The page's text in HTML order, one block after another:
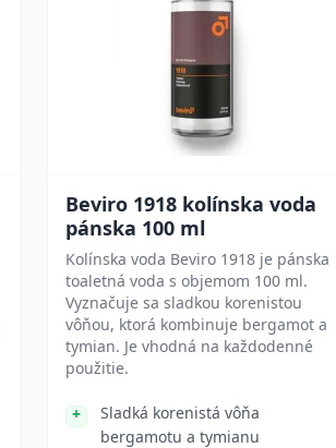
Beviro 1918 kolínska voda
pánska 100 ml
Kolínska voda Beviro 1918 je pánska
toaletná voda s objemom 100 ml.
Vyznačuje sa sladkou korenistou
vôňou, ktorá kombinuje bergamot a
tymian. Je vhodná na každodenné
použitie.
Sladká korenistá vôňa
bergamotu a tymianu